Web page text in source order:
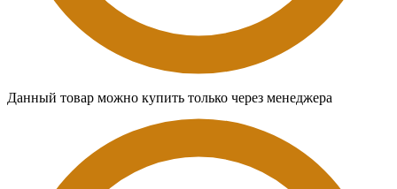
Данный товар можно купить только через менеджера